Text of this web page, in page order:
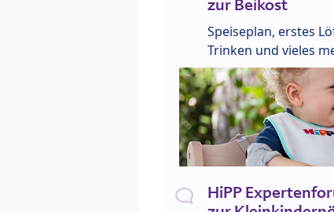
zur Beikost
Speiseplan, erstes
Trinken und vieles
HiPP